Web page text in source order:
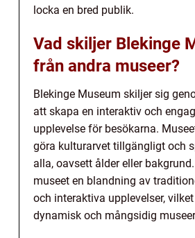
locka en bred publik.
Vad skiljer Blekinge
från andra museer?
Blekinge Museum skiljer sig
att skapa en interaktiv och
upplevelse för besökarna.
göra kulturarvet tillgängligt och
alla, oavsett ålder eller
museet en blandning av
och interaktiva upplevelser,
dynamisk och mångsidig